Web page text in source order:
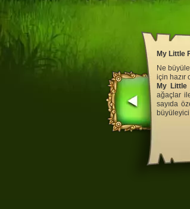
My Little
Ne
için hazır
My Little
ağaçlar
sayıda
büyüleyici